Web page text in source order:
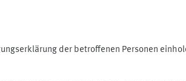
der betroffenen Personen